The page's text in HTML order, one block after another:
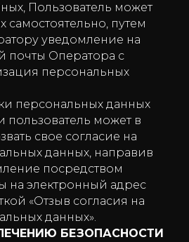
Пользователь может
самостоятельно, путем
уведомление на
почты Оператора с
персональных
персональных данных
пользователь может в
свое согласие на
данных, направив
посредством
на электронный адрес
«Отзыв согласия на
данных».
БЕЗОПАСНОСТИ